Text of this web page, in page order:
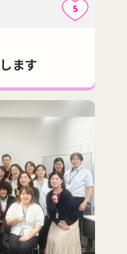
5
ます